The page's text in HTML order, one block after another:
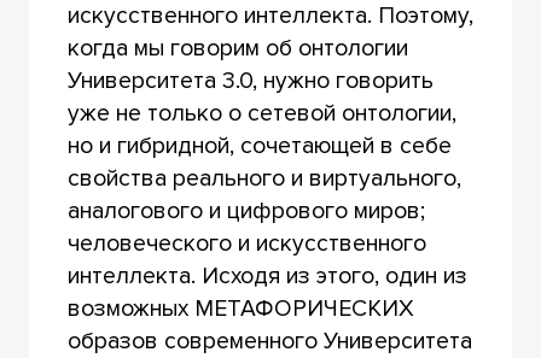
искусственного интеллекта. Поэтому,
когда мы говорим об онтологии
Университета 3.0, нужно говорить
уже не только о сетевой онтологии,
но и гибридной, сочетающей в себе
свойства реального и виртуального,
аналогового и цифрового миров;
человеческого и искусственного
интеллекта. Исходя из этого, один из
возможных МЕТАФОРИЧЕСКИХ
образов современного Университета